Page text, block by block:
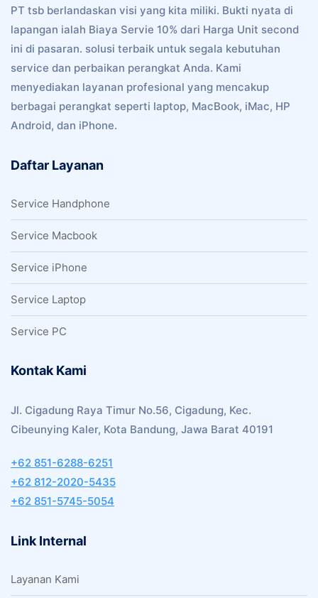
PT tsb berlandaskan visi yang kita miliki. Bukti nyata di
lapangan ialah Biaya Servie 10% dari Harga Unit second
ini di pasaran. solusi terbaik untuk segala kebutuhan
service dan perbaikan perangkat Anda. Kami
menyediakan layanan profesional yang mencakup
berbagai perangkat seperti laptop, MacBook, iMac, HP
Android, dan iPhone.
Daftar Layanan
Service Handphone
Service Macbook
Service iPhone
Service Laptop
Service PC
Kontak Kami
Jl. Cigadung Raya Timur No.56, Cigadung, Kec.
Cibeunying Kaler, Kota Bandung, Jawa Barat 40191
+62 851-6288-6251
+62 812-2020-5435
+62 851-5745-5054
Link Internal
Layanan Kami